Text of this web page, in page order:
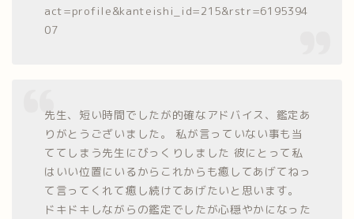
act=profile&kanteishi_id=215&rstr=6195394
07
先生、短い時間でしたが的確なアドバイス、鑑定あ
りがとうございました。 私が言っていない事も当
ててしまう先生にびっくりしました 彼にとって私
はいい位置にいるからこれからも癒してあげてねっ
て言ってくれて癒し続けてあげたいと思います。
ドキドキしながらの鑑定でしたが心穏やかになった